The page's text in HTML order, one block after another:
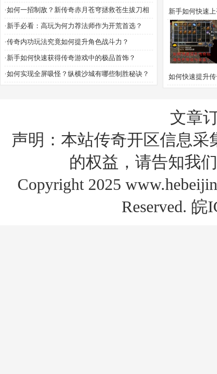
·如何一招制敌？新传奇赤月苍穹拯救苍生拔刀相
助攻略指南
· 新手必看：高玩为何力荐法师作为开荒首选？
·传奇内功玩法究竟如何提升角色战斗力？
· 新手如何快速获得传奇游戏中的极品首饰？
·如何实现全屏吸怪？纵横沙城有哪些制胜秘诀？
新手如何快速
沉默？炼狱之
巧有哪些
如何快速提升
文章
声明：本站传奇开区信息
的权益，请告知我
Copyright 2025
Reserved. 皖